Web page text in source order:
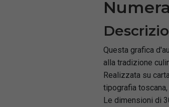
Questa grafica
alla tradizione
Realizzata su
tipografia
Le dimensioni di